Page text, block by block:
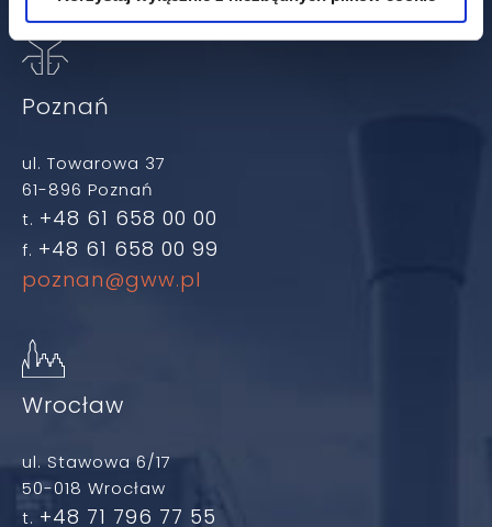
Poznań
ul. Towarowa 37
61-896 Poznań
t. +48 61 658 00 00
f. +48 61 658 00 99
poznan@gww.pl
Wrocław
ul. Stawowa 6/17
50-018 Wrocław
t. +48 71 796 77 55